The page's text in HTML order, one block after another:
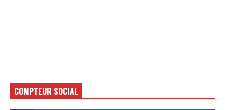
COMPTEUR SOCIAL